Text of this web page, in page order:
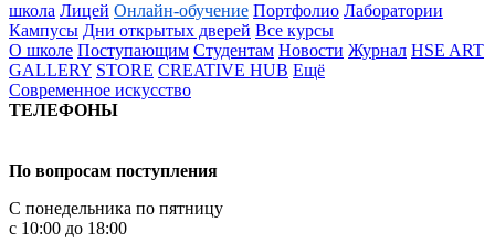
школа Лицей Онлайн-обучение Портфолио Лаборатории
Кампусы Дни открытых дверей Все курсы
О школе Поступающим Студентам Новости Журнал HSE ART
GALLERY STORE CREATIVE HUB Ещё
Современное искусство
ТЕЛЕФОНЫ
По вопросам поступления
С понедельника по пятницу
с 10:00 до 18:00